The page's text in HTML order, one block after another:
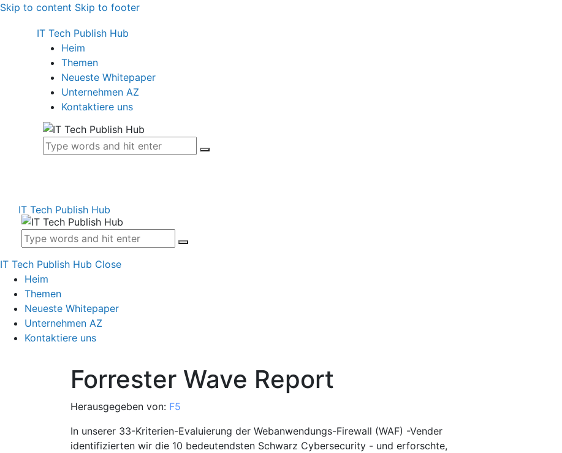
Skip to content Skip to footer
IT Tech Publish Hub
Heim
Themen
Neueste Whitepaper
Unternehmen AZ
Kontaktiere uns
IT Tech Publish Hub
IT Tech Publish Hub Close
Heim
Themen
Neueste Whitepaper
Unternehmen AZ
Kontaktiere uns
Forrester Wave Report
Herausgegeben von: F5
In unserer 33-Kriterien-Evaluierung der Webanwendungs-Firewall (WAF) -Vender
identifizierten wir die 10 bedeutendsten Schwarz Cybersecurity - und erforschte,